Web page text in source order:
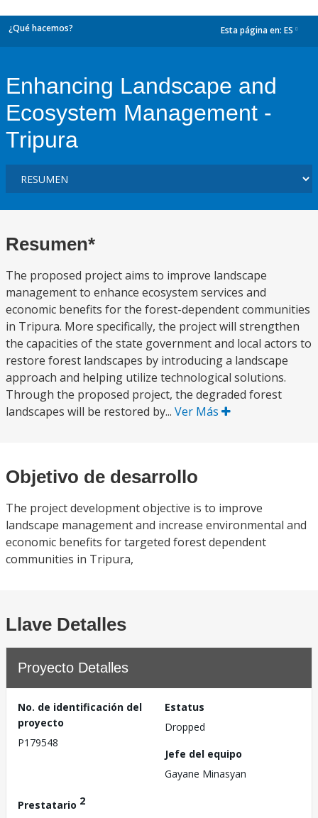
¿Qué hacemos? Esta página en: ES
Enhancing Landscape and
Ecosystem Management -
Tripura
Resumen*
The proposed project aims to improve landscape
management to enhance ecosystem services and
economic benefits for the forest-dependent communities
in Tripura. More specifically, the project will strengthen
the capacities of the state government and local actors to
restore forest landscapes by introducing a landscape
approach and helping utilize technological solutions.
Through the proposed project, the degraded forest
landscapes will be restored by... Ver Más
Objetivo de desarrollo
The project development objective is to improve
landscape management and increase environmental and
economic benefits for targeted forest dependent
communities in Tripura,
Llave Detalles
Proyecto Detalles
No. de identificación del
proyecto
P179548
Estatus
Dropped
Jefe del equipo
Gayane Minasyan
Prestatario 2